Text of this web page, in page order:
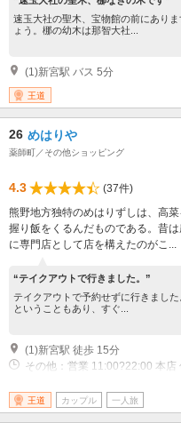
速玉大社の聖木、宝物館の前にあり
ょう。梛の幼木は那智大社...
(1)新宮駅 バス 5分
王道
26 めはりや
薬師町／その他ショッピング
4.3
(37件)
熊野地方独特のめはりずしは、高
握り飯をくるんだものである。昔
に専門店として店を構えたのがこ...
“テイクアウトで行きました。”
テイクアウトで予約せずに行きまし
ということもあり、すぐ...
(1)新宮駅 徒歩 15分
その他：営業 11:00?22:00 本店
王道 カップル 一人旅